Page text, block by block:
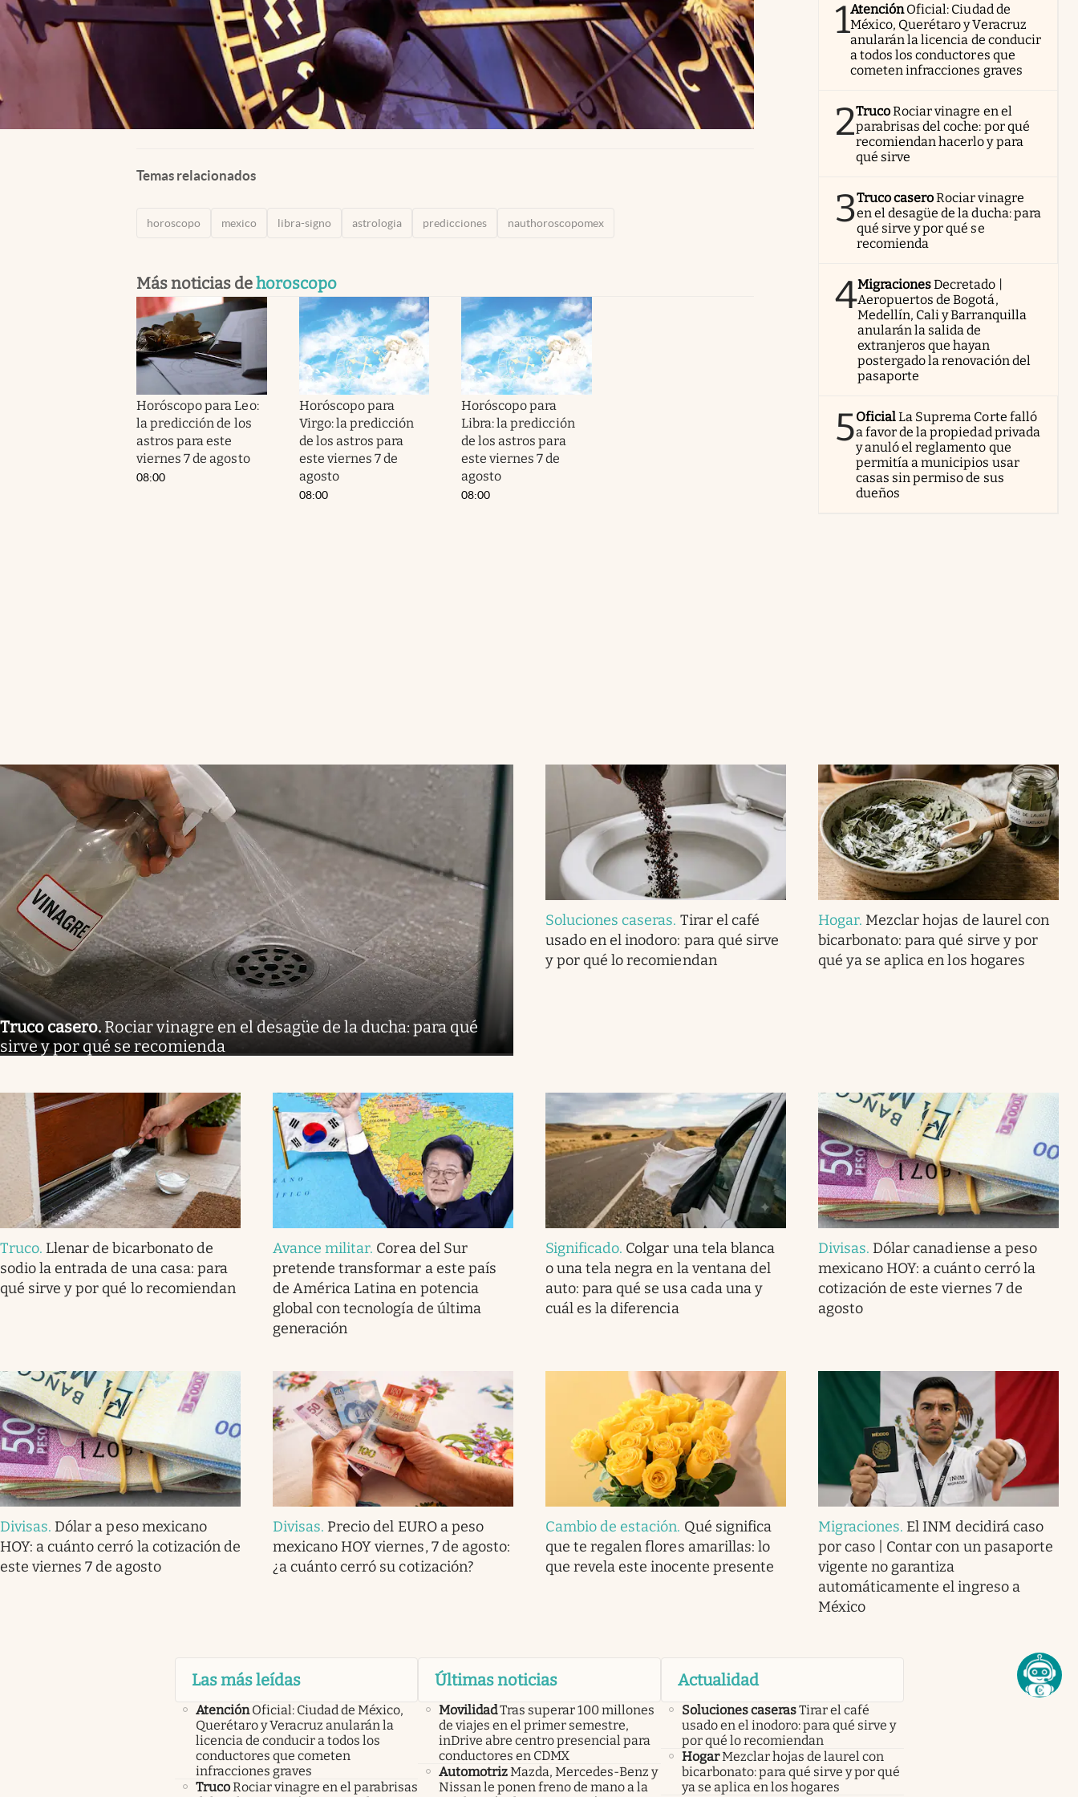
Temas relacionados
horoscopo mexico libra-signo astrologia predicciones nauthoroscopomex
Más noticias dehoroscopo
Horóscopo para Leo:
la predicción de los
astros para este
viernes 7 de agosto
08:00
Horóscopo para
Virgo: la predicción
de los astros para
este viernes 7 de
agosto
08:00
Horóscopo para
Libra: la predicción
de los astros para
este viernes 7 de
agosto
08:00
1AtenciónOficial: Ciudad de
México, Querétaro y Veracruz
anularán la licencia de conducir
a todos los conductores que
cometen infracciones graves
2TrucoRociar vinagre en el
parabrisas del coche: por qué
recomiendan hacerlo y para
qué sirve
3Truco caseroRociar vinagre
en el desagüe de la ducha: para
qué sirve y por qué se
recomienda
4MigracionesDecretado |
Aeropuertos de Bogotá,
Medellín, Cali y Barranquilla
anularán la salida de
extranjeros que hayan
postergado la renovación del
pasaporte
5OficialLa Suprema Corte falló
a favor de la propiedad privada
y anuló el reglamento que
permitía a municipios usar
casas sin permiso de sus
dueños
Truco casero. Rociar vinagre en el desagüe de la ducha: para qué
sirve y por qué se recomienda
Soluciones caseras. Tirar el café
usado en el inodoro: para qué sirve
y por qué lo recomiendan
Hogar. Mezclar hojas de laurel con
bicarbonato: para qué sirve y por
qué ya se aplica en los hogares
Truco. Llenar de bicarbonato de
sodio la entrada de una casa: para
qué sirve y por qué lo recomiendan
Avance militar. Corea del Sur
pretende transformar a este país
de América Latina en potencia
global con tecnología de última
generación
Significado. Colgar una tela blanca
o una tela negra en la ventana del
auto: para qué se usa cada una y
cuál es la diferencia
Divisas. Dólar canadiense a peso
mexicano HOY: a cuánto cerró la
cotización de este viernes 7 de
agosto
Divisas. Dólar a peso mexicano
HOY: a cuánto cerró la cotización de
este viernes 7 de agosto
Divisas. Precio del EURO a peso
mexicano HOY viernes, 7 de agosto:
¿a cuánto cerró su cotización?
Cambio de estación. Qué significa
que te regalen flores amarillas: lo
que revela este inocente presente
Migraciones. El INM decidirá caso
por caso | Contar con un pasaporte
vigente no garantiza
automáticamente el ingreso a
México
Las más leídas
Atención Oficial: Ciudad de México,
Querétaro y Veracruz anularán la
licencia de conducir a todos los
conductores que cometen
infracciones graves
TrucoRociar vinagre en el parabrisas
Últimas noticias
MovilidadTras superar 100 millones
de viajes en el primer semestre,
inDrive abre centro presencial para
conductores en CDMX
AutomotrizMazda, Mercedes-Benz y
Nissan le ponen freno de mano a la
Actualidad
Soluciones caserasTirar el café
usado en el inodoro: para qué sirve y
por qué lo recomiendan
HogarMezclar hojas de laurel con
bicarbonato: para qué sirve y por qué
ya se aplica en los hogares